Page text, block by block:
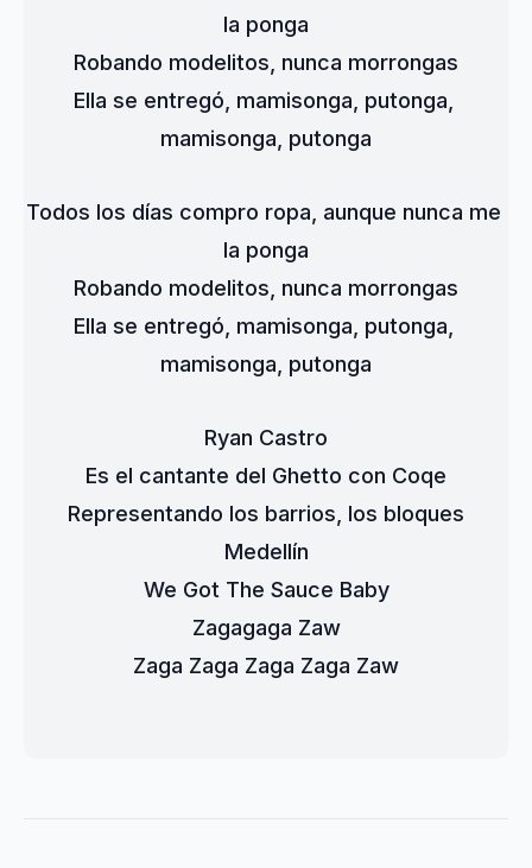
la ponga
Robando modelitos, nunca morrongas
Ella se entregó, mamisonga, putonga,
mamisonga, putonga
Todos los días compro ropa, aunque nunca me
la ponga
Robando modelitos, nunca morrongas
Ella se entregó, mamisonga, putonga,
mamisonga, putonga
Ryan Castro
Es el cantante del Ghetto con Coqe
Representando los barrios, los bloques
Medellín
We Got The Sauce Baby
Zagagaga Zaw
Zaga Zaga Zaga Zaga Zaw